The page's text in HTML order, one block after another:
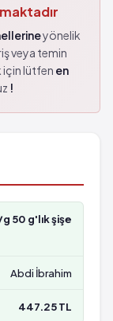
yönelik
veya temin
için lütfen en
!
50 g'lık şişe
Abdi İbrahim
447.25 TL